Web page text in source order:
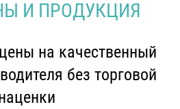
И ПРОДУКЦИЯ
на качественный
без торговой